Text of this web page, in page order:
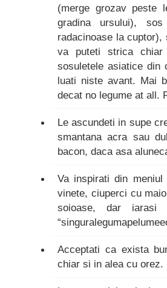
(merge grozav peste
gradina ursului),
radacinoase la
va puteti strica
sosuletele asiatice
luati niste avant. Mai
decat no legume at all.
Le ascundeti in supe
smantana acra sau
bacon, daca asa
Va inspirati din
vinete, ciuperci cu
soioase, dar
Acceptati ca exista
chiar si in alea cu orez.